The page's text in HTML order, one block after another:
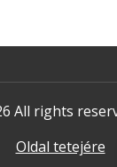
All rights
Oldal tetejére